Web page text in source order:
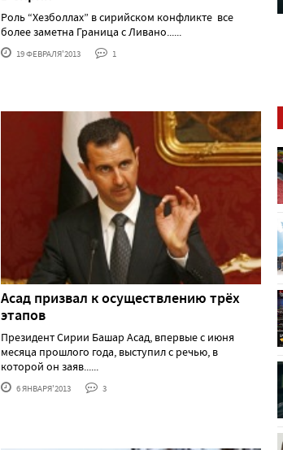
Роль “Хезболлах” в сирийском конфликте все
более заметна Граница с Ливано......
19 ФЕВРАЛЯ'2013 1
Асад призвал к осуществлению трёх
этапов
Президент Сирии Башар Асад, впервые с июня
месяца прошлого года, выступил с речью, в
которой он заяв......
6 ЯНВАРЯ'2013 3